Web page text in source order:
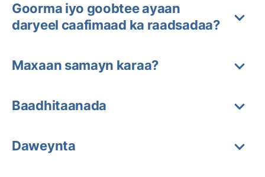
Goorma iyo goobtee ayaan
daryeel caafimaad ka raadsadaa?
Maxaan samayn karaa?
Baadhitaanada
Daweynta